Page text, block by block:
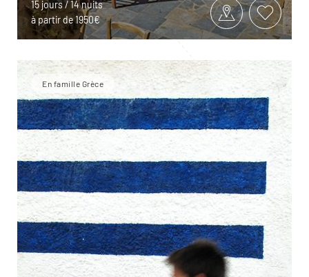
15 jours / 14 nuits
à partir de 1950€
En famille Grèce